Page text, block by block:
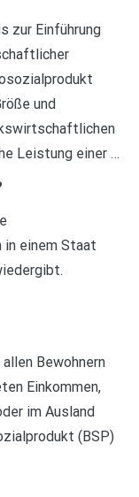
zur Einführung
und
Leistung einer …
einem Staat
Bewohnern
Einkommen,
im Ausland
(BSP)